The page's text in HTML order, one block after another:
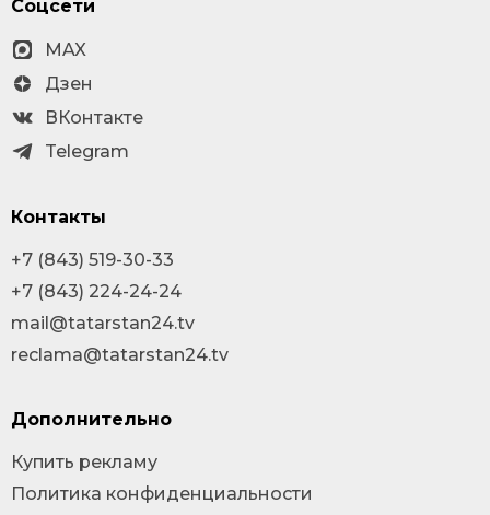
Соцсети
MAX
Дзен
ВКонтакте
Telegram
Контакты
+7 (843) 519-30-33
+7 (843) 224-24-24
mail@tatarstan24.tv
reclama@tatarstan24.tv
Дополнительно
Купить рекламу
Политика конфиденциальности